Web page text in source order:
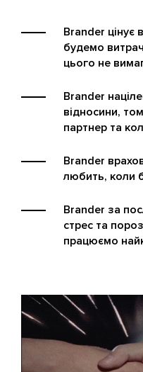
Brander цінує
будемо
цього не
Brander
відносини,
партнер та
Brander
любить, коли
Brander за
стрес та
працюємо